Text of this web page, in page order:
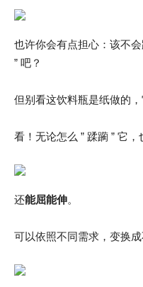
也许你会有点担心：该不
” 吧？
但别看这饮料瓶是纸做的
看！无论怎么 ” 蹂躏 ” 它，
还能屈能伸。
可以依照不同需求，变换